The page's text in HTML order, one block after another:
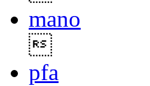
mano
pfa